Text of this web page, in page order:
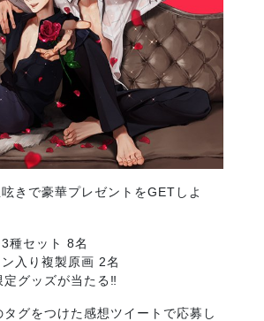
きで豪華プレゼントをGETしよ
種セット 8名
入り複製原画 2名
グッズが当たる‼️
タグをつけた感想ツイートで応募し